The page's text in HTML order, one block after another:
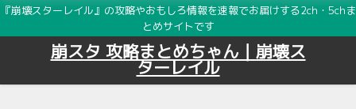
『崩壊スターレイル』の攻略やおもしろ情報を速報でお届けする2ch・5chま
とめサイトです
崩スタ 攻略まとめちゃん｜崩壊ス
ターレイル